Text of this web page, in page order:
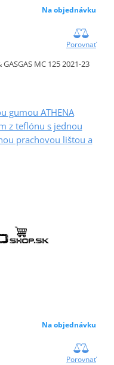
Na objednávku
Porovnať
MC 125 2021-23
gumou ATHENA
z teflónu s jednou
prachovou lištou a
Na objednávku
Porovnať